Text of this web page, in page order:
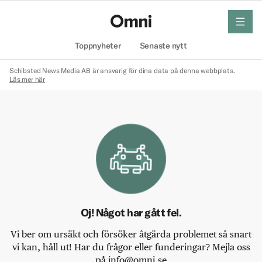
Toppnyheter Senaste nytt
meny
Schibsted News Media AB är ansvarig för dina data på denna webbplats.
Läs mer här
Oj! Något har gått fel.
Vi ber om ursäkt och försöker åtgärda problemet så snart
vi kan, håll ut! Har du frågor eller funderingar? Mejla oss